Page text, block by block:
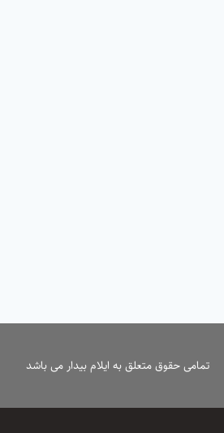
تمامی حقوق متعلق به ایلام بیدار می باشد